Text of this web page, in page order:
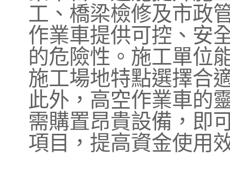
工、橋梁檢修及市政
作業車提供可控、安
的危險性。施工單位
施工場地特點選擇合
此外，高空作業車的
需購置昂貴設備，即
項目，提高資金使用